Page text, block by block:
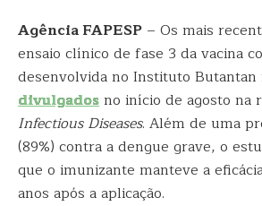
Agência FAPESP – Os mais
ensaio clínico de fase 3 da vacina
desenvolvida no Instituto Butantan
divulgadosno início de agosto na
Infectious Diseases. Além de uma
(89%) contra a dengue grave, o
que o imunizante manteve a
anos após a aplicação.